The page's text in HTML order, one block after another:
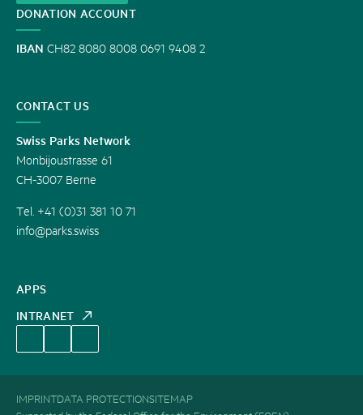
APPS
INTRANET
DONATION ACCOUNT
IBAN CH82 8080 8008 0691 9408 2
CONTACT US
Swiss Parks Network
Monbijoustrasse 61
CH-3007 Berne
Tel. +41 (0)31 381 10 71
info@parks.swiss
IMPRINTDATA PROTECTIONSITEMAP